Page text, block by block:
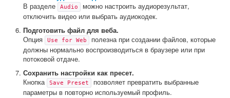
В разделе
Audio
можно настроить аудиорезультат,
отключить видео или выбрать аудиокодек.
Подготовить файл для веба.
Опция
Use for Web
полезна при создании файлов, которые
должны нормально воспроизводиться в браузере или при
потоковой отдаче.
Сохранить настройки как пресет.
Кнопка
Save Preset
позволяет превратить выбранные
параметры в повторно используемый профиль.